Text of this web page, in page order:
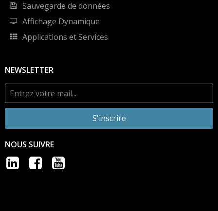
Sauvegarde de données
Affichage Dynamique
Applications et Services
NEWSLETTER
S'inscrire
NOUS SUIVRE